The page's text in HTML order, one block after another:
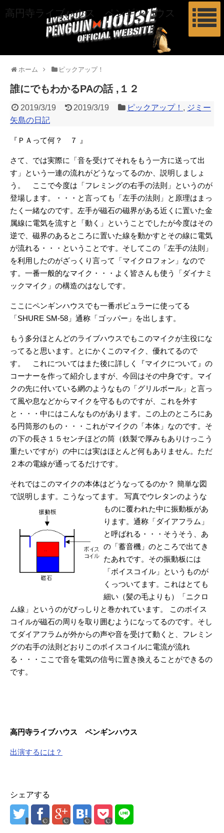
高円寺ライブハウス ペンギンハウス
ホーム ピックアップ！
誰にでもわかるPAの話 ,１２
2019/3/19 2019/3/19 ピックアップ！ , ジミー
矢島の日記
『ＰＡって何？ ７ 』
さて、では実際に「音を受けてそれをもう一方に送って出
す」という一連の流れがどうなってるのか、説明しましょ
う。 ここで今度は「フレミングの右手の法則」というのが
登場します。・・・と言っても「左手の法則」と原理はまっ
たく一緒なのです。左手が磁石の磁界がある近くに置いた金
属線に電気を流すと「動く」ということでしたが今度はその
逆で、磁界のあるところに置いた線を動かすとその線に電気
が流れる・・・ということです。そしてこの「左手の法則」
を利用したのがざっくり言って「マイクロフォン」なので
す。一番一般的なマイク・・・よく皆さんも使う「ダイナミ
ックマイク」の構造のはなしです。
ここにペンギンハウスでも一番ポピュラーに使ってる
「SHURE SM-58」通称「ゴッパー」を出します。
もう多分ほとんどのライブハウスでもこのマイクが主役にな
ってると思います。とにかくこのマイク、優れてるので
す。 これについてはまた後に詳しく『マイクについて』の
コーナーを作って紹介しますが、今回はその中身です。マイ
クの先に付いている網のようなもの「グリルボール」と言っ
て風や息などからマイクを守るものですが、これを外す
と・・・ 中にはこんなものがあります。この上のところにあ
る円筒形のもの・・・これがマイクの「本体」なのです。そ
の下の長さ１５センチほどの筒（鉄製で厚みもありけっこう
重たいですが）の中には実はほとんど何もありません。ただ
２本の電線が通ってるだけです。
それではこのマイクの本体はどうなってるのか？ 簡単な図
で説明します。こうなってます。
写真でウレタンのような
ものに覆われた中に振動板があ
ります。通称「ダイアフラム」
と呼ばれる・・・そうそう、あ
の「蓄音機」のところで出てき
たあれです。その振動板には
「ボイスコイル」というものが
くっついてます。これはとても
細い（髪の毛よりも）「ニクロ
ム線」というのがびっしりと巻かれています。
このボイス
コイルが磁石の周りを取り囲むようになってるのです。そし
てダイアフラムが外からの声や音を受けて動くと、フレミン
グの右手の法則どおりこのボイスコイルに電流が流れ
る・・・ここで音を電気の信号に置き換えることができるの
です。
高円寺ライブハウス ペンギンハウス
出演するには？
シェアする